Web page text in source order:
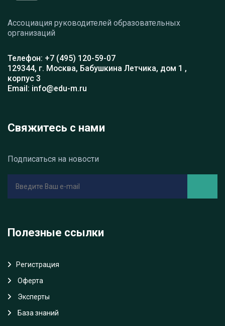
Ассоциация руководителей образовательных
организаций
Телефон: +7 (495) 120-59-07
129344, г. Москва, Бабушкина Летчика, дом 1 ,
корпус 3
Email: info@edu-m.ru
Свяжитесь с нами
Подписаться на новости
Полезные ссылки
Регистрация
Oферта
Эксперты
База знаний